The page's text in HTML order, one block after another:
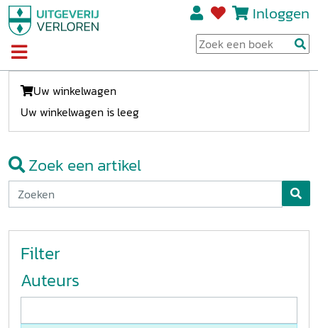
Inloggen
Uw winkelwagen
Uw winkelwagen is leeg
Zoek een artikel
Filter
Auteurs